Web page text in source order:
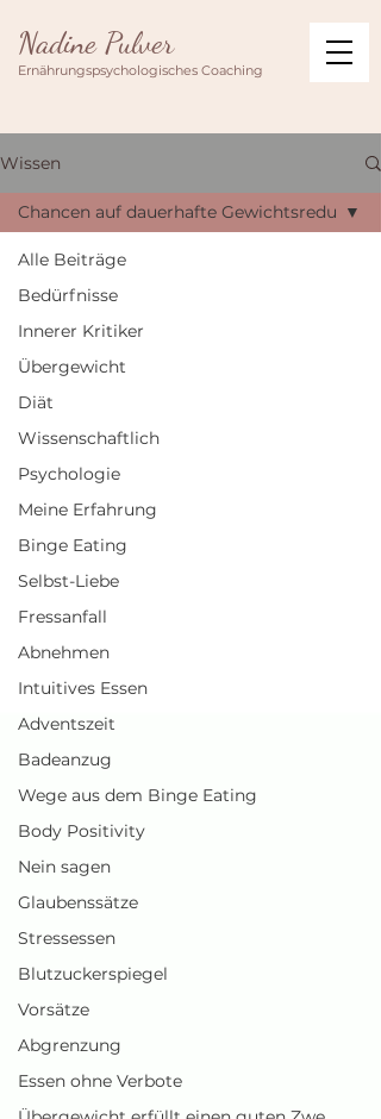
Nadine Pulver
Ernährungspsychologisches Coaching
Wissen
Alle Beiträge
Bedürfnisse
Innerer Kritiker
Übergewicht
Diät
Wissenschaftlich
Psychologie
Meine Erfahrung
Binge Eating
Selbst-Liebe
Fressanfall
Abnehmen
Intuitives Essen
Adventszeit
Badeanzug
Wege aus dem Binge Eating
Body Positivity
Nein sagen
Glaubenssätze
Stressessen
Blutzuckerspiegel
Vorsätze
Abgrenzung
Essen ohne Verbote
Chancen auf dauerhafte Gewichtsredu